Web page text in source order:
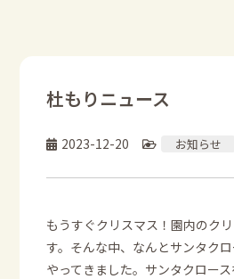
杜もりニュース
2023-12-20 お知らせ
もうすぐクリスマス！園内のク
す。そんな中、なんとサンタク
やってきました。サンタクロー